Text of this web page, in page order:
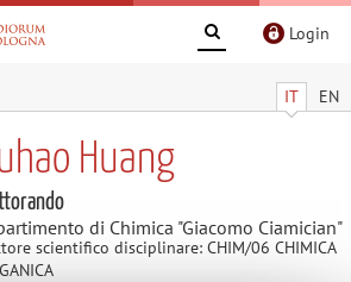
Login
IT EN
Huang
di Chimica "Giacomo Ciamician"
scientifico disciplinare: CHIM/06 CHIMICA